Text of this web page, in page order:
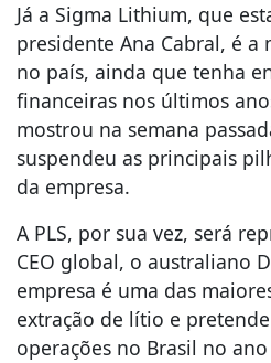
Já a Sigma Lithium, que
presidente Ana Cabral, é
no país, ainda que tenha
financeiras nos últimos
mostrou na semana
suspendeu as principais
da empresa.
A PLS, por sua vez, será
CEO global, o australiano
empresa é uma das
extração de lítio e
operações no Brasil no